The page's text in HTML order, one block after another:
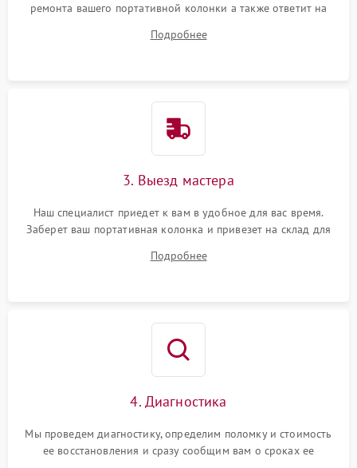
ремонта вашего портативной колонки а также ответит на
Подробнее
3. Выезд мастера
Наш специалист приедет к вам в удобное для вас время.
Заберет ваш портативная колонка и привезет на склад для
Подробнее
4. Диагностика
Мы проведем диагностику, определим поломку и стоимость
ее восстановления и сразу сообщим вам о сроках ее